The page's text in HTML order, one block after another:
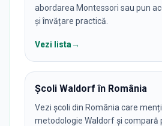
abordarea Montessori sau pun
și învățare practică.
Vezi lista→
Școli Waldorf în România
Vezi școli din România care
metodologie Waldorf și compară